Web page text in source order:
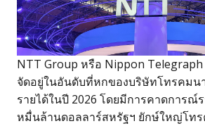
NTT Group หรือ Nippon
จัดอยู่ในอันดับที่หกของบริษัทโทรคม
รายได้ในปี 2026 โดยมีการคาดการณ์
หมื่นล้านดอลลาร์สหรัฐฯ ยักษ์ใหญ่โท